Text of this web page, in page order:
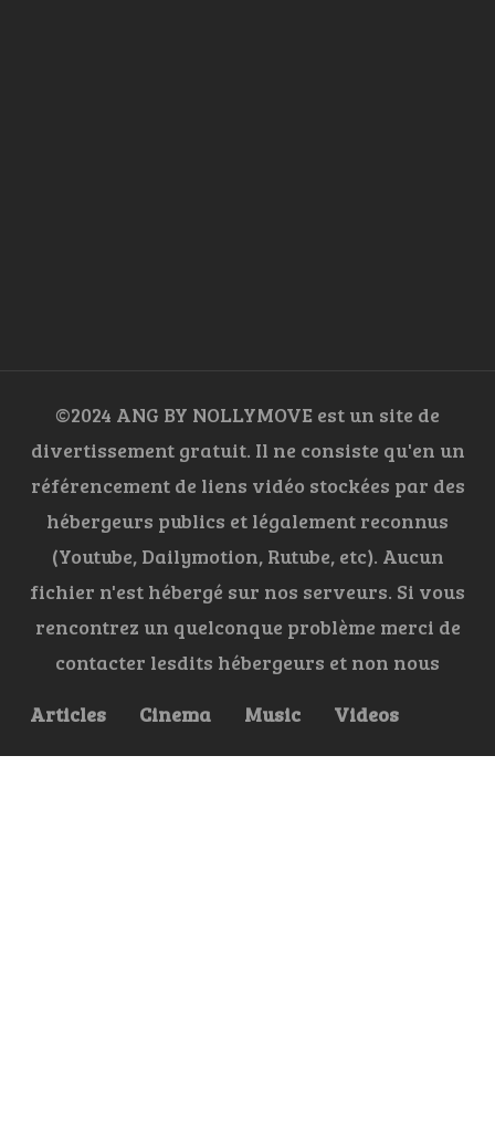
©2024 ANG BY NOLLYMOVE est un site de
divertissement gratuit. Il ne consiste qu'en un
référencement de liens vidéo stockées par des
hébergeurs publics et légalement reconnus
(Youtube, Dailymotion, Rutube, etc). Aucun
fichier n'est hébergé sur nos serveurs. Si vous
rencontrez un quelconque problème merci de
contacter lesdits hébergeurs et non nous
Articles
Cinema Music Videos